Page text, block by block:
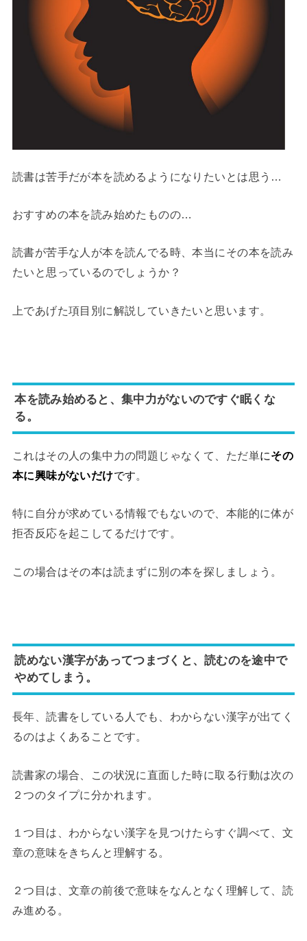
読書は苦手だが本を読めるようになりたいとは思う…
おすすめの本を読み始めたものの…
読書が苦手な人が本を読んでる時、本当にその本を読み
たいと思っているのでしょうか？
上であげた項目別に解説していきたいと思います。
本を読み始めると、集中力がないのですぐ眠くな
る。
これはその人の集中力の問題じゃなくて、ただ単にその
本に興味がないだけです。
特に自分が求めている情報でもないので、本能的に体が
拒否反応を起こしてるだけです。
この場合はその本は読まずに別の本を探しましょう。
読めない漢字があってつまづくと、読むのを途中で
やめてしまう。
長年、読書をしている人でも、わからない漢字が出てく
るのはよくあることです。
読書家の場合、この状況に直面した時に取る行動は次の
２つのタイプに分かれます。
１つ目は、わからない漢字を見つけたらすぐ調べて、文
章の意味をきちんと理解する。
２つ目は、文章の前後で意味をなんとなく理解して、読
み進める。